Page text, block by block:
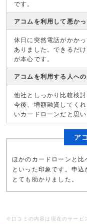
です。
アコムを利用して悪か
休日に突然電話がかか
ありました。できるだ
が本心です。
アコムを利用する人へ
他社としっかり比較検
今後、増額融資してく
いカードローンだと思い
ア
ほかのカードローンと比
といった印象です。申
とても助かりました。
※口コミの内容は現在のサービ